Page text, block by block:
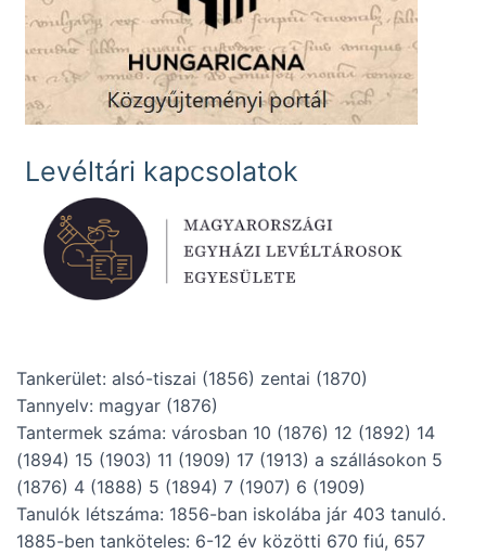
Levéltári kapcsolatok
Tankerület: alsó-tiszai (1856) zentai (1870)
Tannyelv: magyar (1876)
Tantermek száma: városban 10 (1876) 12 (1892) 14
(1894) 15 (1903) 11 (1909) 17 (1913) a szállásokon 5
(1876) 4 (1888) 5 (1894) 7 (1907) 6 (1909)
Tanulók létszáma: 1856-ban iskolába jár 403 tanuló.
1885-ben tanköteles: 6-12 év közötti 670 fiú, 657